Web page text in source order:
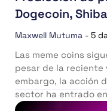
Dogecoin,
Maxwell Mutuma - 5
Las meme coins
pesar de la reciente
embargo, la acción
sector ha entrado